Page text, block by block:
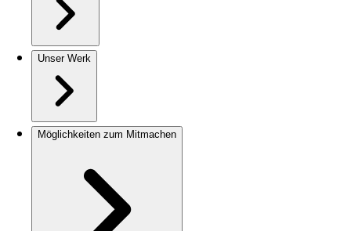
Unser Werk
Möglichkeiten zum Mitmachen